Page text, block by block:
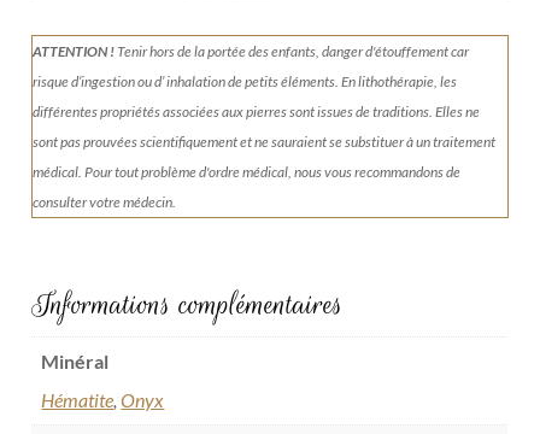
ATTENTION !Tenirhors de la portée des enfants, danger d'étouffement car
risque d’ingestion ou d’ inhalation de petits éléments.En lithothérapie, les
différentes propriétés associées aux pierres sont issues de traditions. Elles ne
sont pas prouvées scientifiquement et ne sauraient se substituer à un traitement
médical. Pour tout problème d'ordre médical, nous vous recommandons de
consulter votre médecin.
Informations complémentaires
Minéral
Hématite ,Onyx